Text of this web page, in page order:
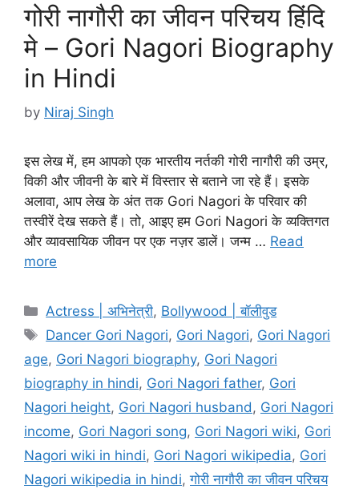
गोरी नागौरी का जीवन परिचय हिंदि
मे – Gori Nagori Biography
in Hindi
by Niraj Singh
इस लेख में, हम आपको एक भारतीय नर्तकी गोरी नागौरी की उम्र,
विकी और जीवनी के बारे में विस्तार से बताने जा रहे हैं। इसके
अलावा, आप लेख के अंत तक Gori Nagori के परिवार की
तस्वीरें देख सकते हैं। तो, आइए हम Gori Nagori के व्यक्तिगत
और व्यावसायिक जीवन पर एक नज़र डालें। जन्म … Read
more
Categories
Actress | अभिनेत्री, Bollywood | बॉलीवुड
Tags
Dancer Gori Nagori, Gori Nagori, Gori Nagori
age, Gori Nagori biography, Gori Nagori
biography in hindi, Gori Nagori father, Gori
Nagori height, Gori Nagori husband, Gori Nagori
income, Gori Nagori song, Gori Nagori wiki, Gori
Nagori wiki in hindi, Gori Nagori wikipedia, Gori
Nagori wikipedia in hindi,गोरी नागौरी का जीवन परिचय